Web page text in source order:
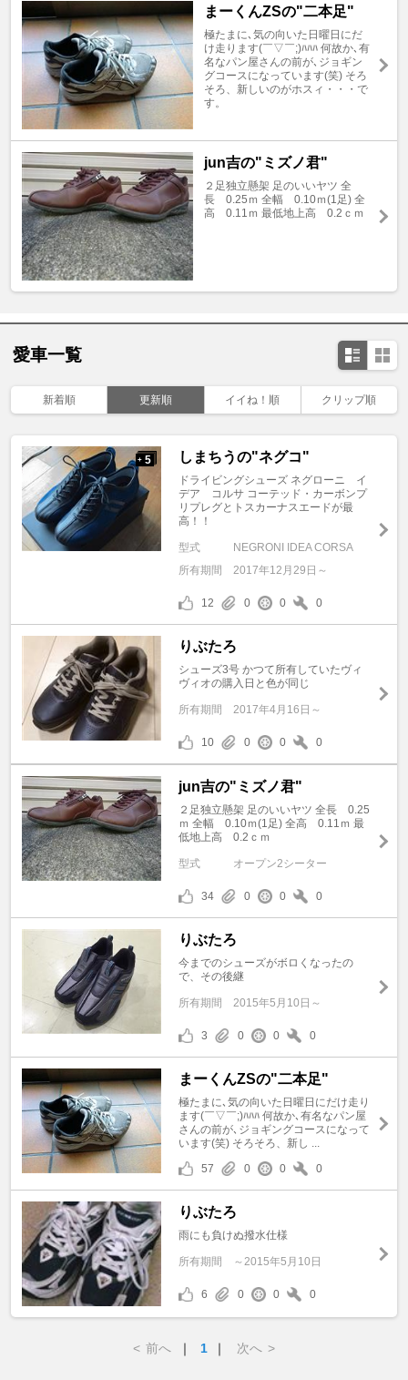
まーくんZSの"二本足"
極たまに､気の向いた日曜日にだ
け走ります(￣▽￣;)ﾊﾊﾊ 何故か､有
名なパン屋さんの前が､ジョギン
グコースになっています(笑) そろ
そろ、新しいのがホスィ・・・で
す。
jun吉の"ミズノ君"
２足独立懸架 足のいいヤツ 全
長 0.25ｍ 全幅 0.10ｍ(1足) 全
高 0.11ｍ 最低地上高 0.2ｃｍ
愛車一覧
新着順 更新順 イイね！順 クリップ順
+ 5 しまちうの"ネグコ"
ドライビングシューズ ネグローニ イ
デア コルサ コーテッド・カーボンプ
リプレグとトスカーナスエードが最
高！！
型式
NEGRONI IDEA CORSA
所有期間
2017年12月29日～
12 0 0 0
りぶたろ
シューズ3号 かつて所有していたヴィ
ヴィオの購入日と色が同じ
所有期間 2017年4月16日～
10 0 0 0
jun吉の"ミズノ君"
２足独立懸架 足のいいヤツ 全長 0.25
ｍ 全幅 0.10ｍ(1足) 全高 0.11ｍ 最
低地上高 0.2ｃｍ
型式 オープン2シーター
34 0 0 0
りぶたろ
今までのシューズがボロくなったの
で、その後継
所有期間 2015年5月10日～
3 0 0 0
まーくんZSの"二本足"
極たまに､気の向いた日曜日にだけ走り
ます(￣▽￣;)ﾊﾊﾊ 何故か､有名なパン屋
さんの前が､ジョギングコースになって
います(笑) そろそろ、新し ...
57
0 0 0
りぶたろ
雨にも負けぬ撥水仕様
所有期間 ～2015年5月10日
6 0 0 0
< 前へ ｜ 1 ｜ 次へ >